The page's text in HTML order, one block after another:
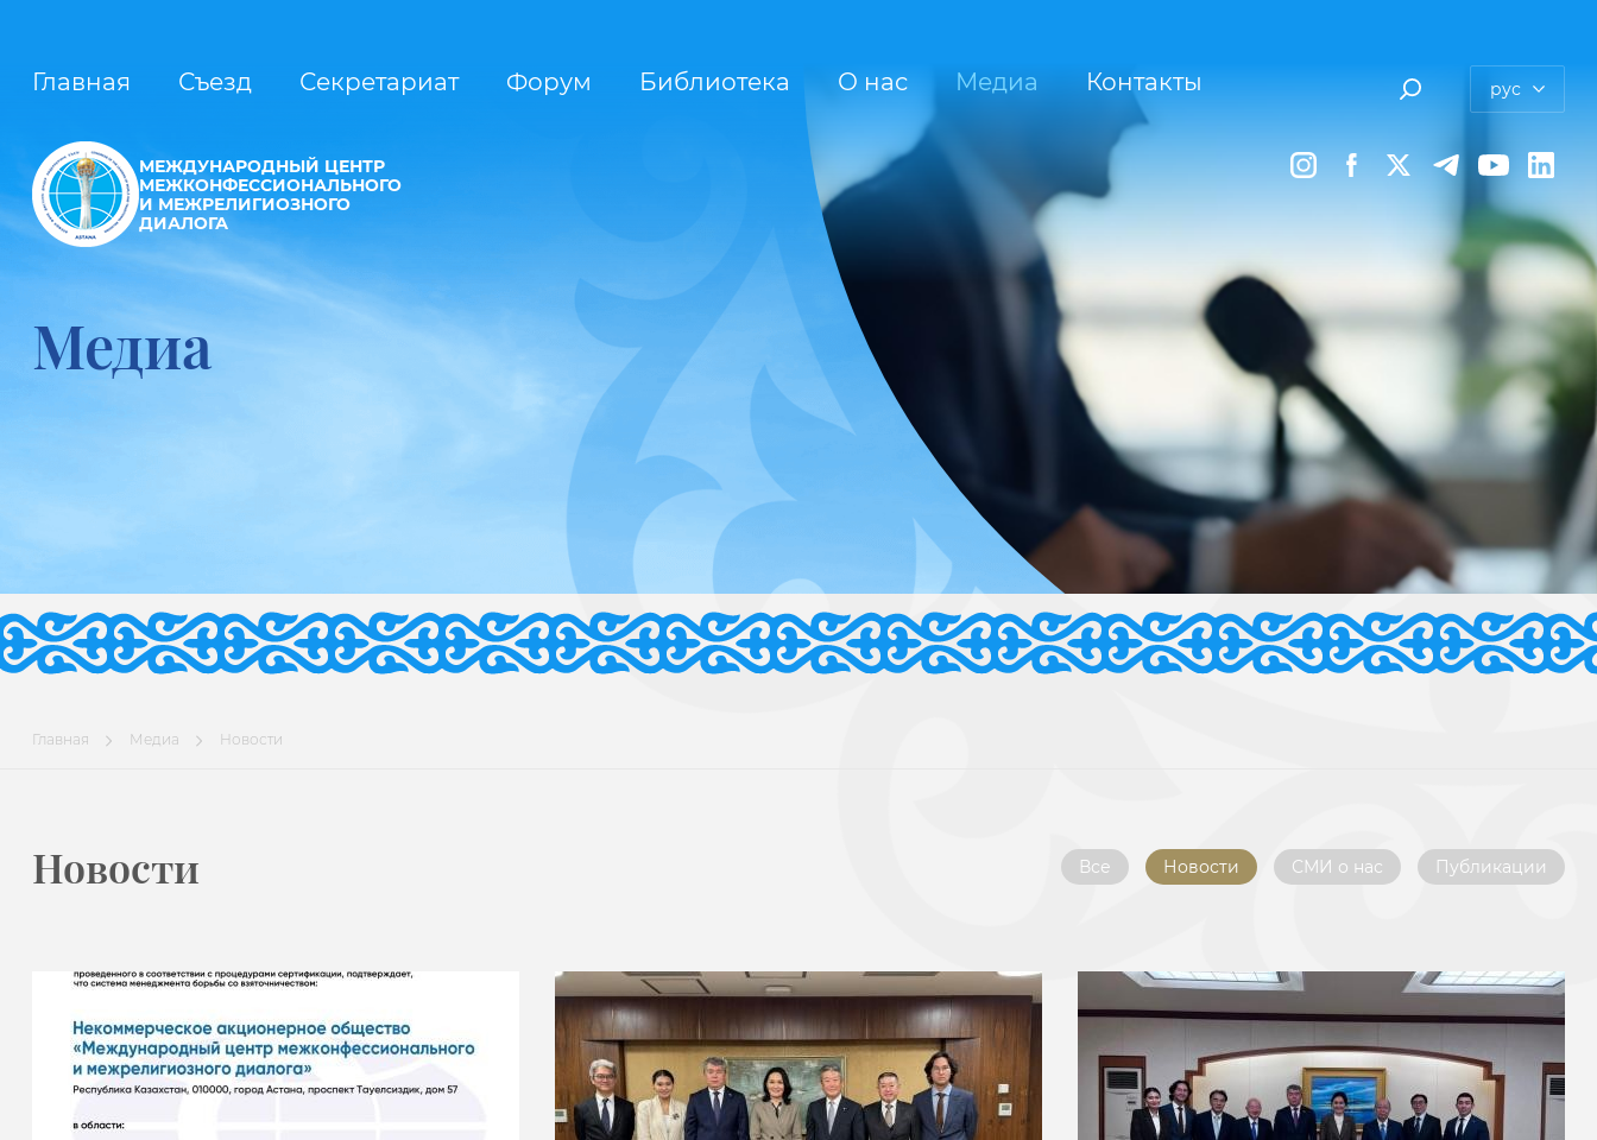
Главная Съезд Секретариат Форум Библиотека О нас Медиа Контакты рус
МЕЖДУНАРОДНЫЙ ЦЕНТР
МЕЖКОНФЕССИОНАЛЬНОГО
И МЕЖРЕЛИГИОЗНОГО
ДИАЛОГА
Медиа
Главная Медиа Новости
Новости Все Новости СМИ о нас Публикации